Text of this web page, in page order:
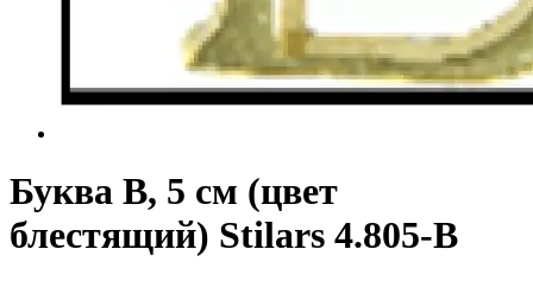
Буква В, 5 см (цвет
блестящий) Stilars 4.805-В